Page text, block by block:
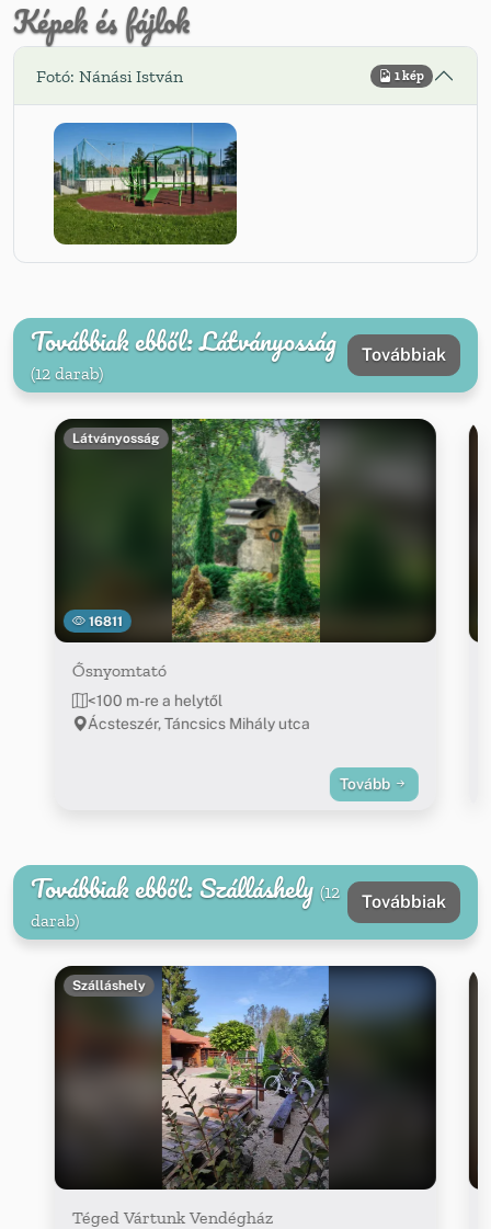
Képek és fájlok
Fotó: Nánási István 1 kép
Továbbiak ebből: Látványosság
(12 darab)
Továbbiak
16811
Látványosság
Ősnyomtató
<100 m-re a helytől
Ácsteszér, Táncsics Mihály utca
Tovább
Továbbiak ebből: Szálláshely (12
darab)
Továbbiak
Szálláshely
Téged Vártunk Vendégház